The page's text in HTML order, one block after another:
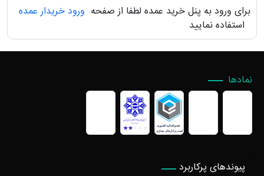
برای ورود به پنل خرید عمده لطفا از صفحه ورود خریدار عمده
استفاده نمایید
پیوندهای پرکاربرد
نمادها